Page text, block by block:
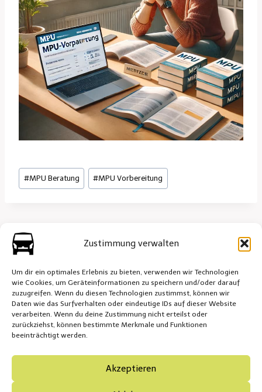
Zustimmung verwalten
Um dir ein optimales Erlebnis zu bieten, verwenden wir Technologien
wie Cookies, um Geräteinformationen zu speichern und/oder darauf
zuzugreifen. Wenn du diesen Technologien zustimmst, können wir
Daten wie das Surfverhalten oder eindeutige IDs auf dieser Website
verarbeiten. Wenn du deine Zustimmung nicht erteilst oder
zurückziehst, können bestimmte Merkmale und Funktionen
beeinträchtigt werden.
Akzeptieren
Schlagworte:
#MPU Beratung #MPU Vorbereitung
Beitrags-
Navigation
ZURÜCK
Fitnessracing
Impressum